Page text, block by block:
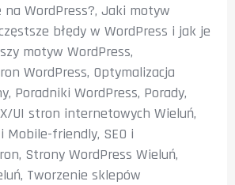
WordPress?,Jaki motyw
błędy w WordPress i jak je
motyw WordPress,
WordPress, Optymalizacja
, Poradniki WordPress, Porady,
UI stron internetowych Wieluń,
Mobile-friendly, SEO i
, Strony WordPress Wieluń,
, Tworzenie sklepów